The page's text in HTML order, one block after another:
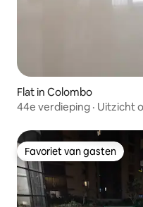
Flat in Colombo
44e verdieping · Uitzicht
Favoriet van gasten
Favoriet van gasten